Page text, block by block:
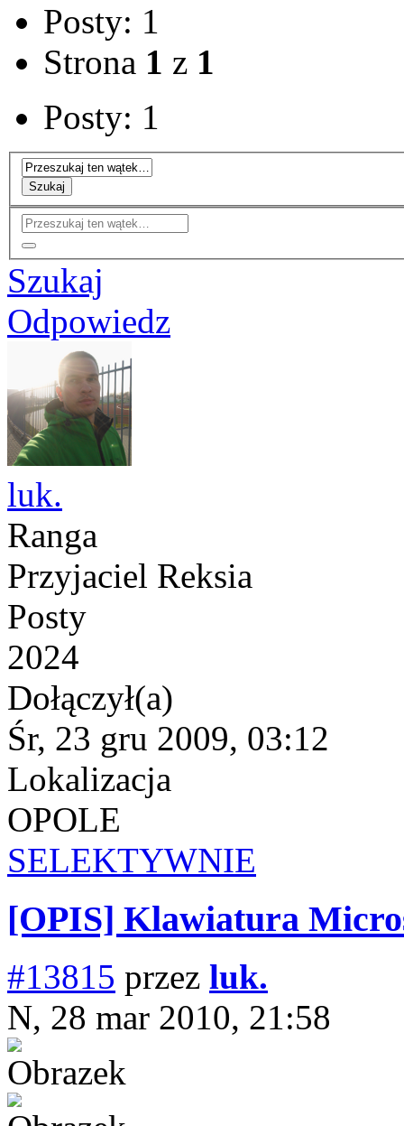
Posty: 1
Strona 1 z 1
Posty: 1
Szukaj
Szukaj
Odpowiedz
luk.
Ranga
Przyjaciel Reksia
Posty
2024
Dołączył(a)
Śr, 23 gru 2009, 03:12
Lokalizacja
OPOLE
SELEKTYWNIE
[OPIS] Klawiatura
#13815 przez luk.
N, 28 mar 2010, 21:58